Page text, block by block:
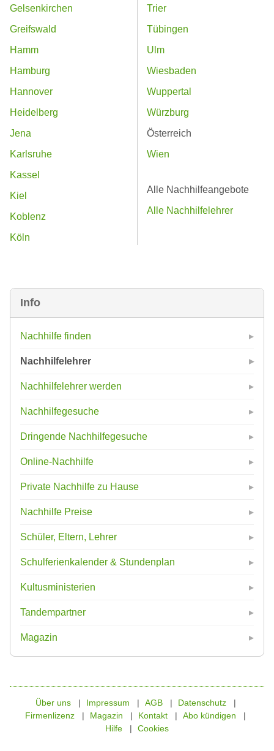
Info
Nachhilfe finden
Nachhilfelehrer
Nachhilfelehrer werden
Nachhilfegesuche
Dringende Nachhilfegesuche
Online-Nachhilfe
Private Nachhilfe zu Hause
Nachhilfe Preise
Schüler, Eltern, Lehrer
Schulferienkalender & Stundenplan
Kultusministerien
Tandempartner
Magazin
Gelsenkirchen
Greifswald
Hamm
Hamburg
Hannover
Heidelberg
Jena
Karlsruhe
Kassel
Kiel
Koblenz
Köln
Trier
Tübingen
Ulm
Wiesbaden
Wuppertal
Würzburg
Österreich
Wien
Alle Nachhilfeangebote
Alle Nachhilfelehrer
Über uns Impressum AGB
Datenschutz
Firmenlizenz
Magazin Kontakt
Abo kündigen
Hilfe
Cookies